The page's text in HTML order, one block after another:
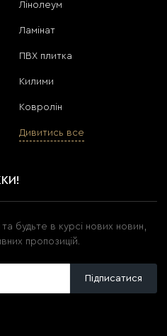
Лінолеум
Ламінат
ПВХ плитка
Килими
Ковролін
Дивитись все
будьте в курсі нових новин,
пропозицій.
Підписатися